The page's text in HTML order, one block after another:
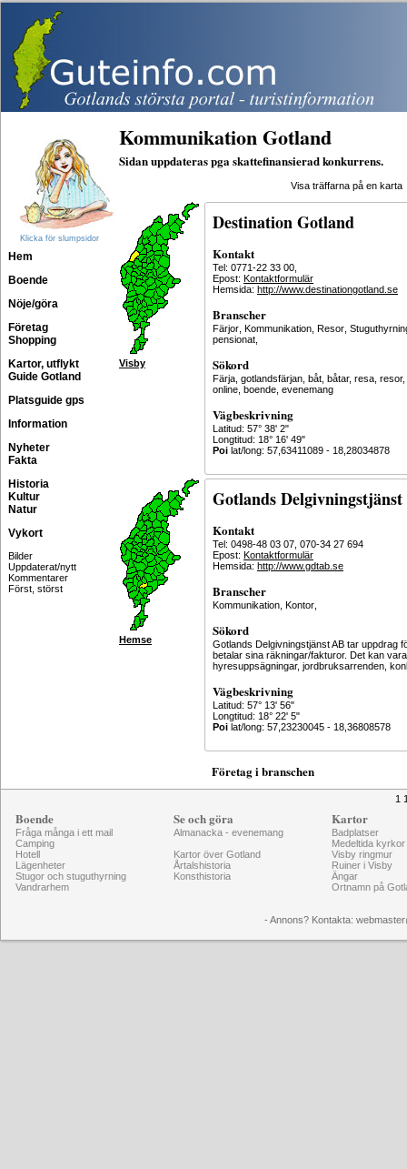
Klicka för slumpsidor
Hem
Boende
Nöje/göra
Företag
Shopping
Kartor, utflykt
Guide Gotland
Platsguide gps
Information
Nyheter
Fakta
Historia
Kultur
Natur
Vykort
Bilder
Uppdaterat/nytt
Kommentarer
Först, störst
Kommunikation Gotland
Sidan uppdateras pga skattefinansierad konkurrens.
Visa träffarna på en karta
Visby
Destination Gotland
Kontakt
Tel: 0771-22 33 00,
Epost: Kontaktformulär
Hemsida: http://www.destinationgotland.se
Branscher
Färjor Kommunikation Resor
pensionat
Sökord
Färja, gotlandsfärjan, båt, båtar, resa,
online, boende, evenemang
Vägbeskrivning
Latitud: 57° 38' 2"
Longtitud: 18° 16' 49"
Poi lat/long: 57,63411089 - 18,28034878
Hemse
Gotlands
Kontakt
Tel: 0498-48 03 07, 070-34 27 694
Epost: Kontaktformulär
Hemsida: http://www.gdtab.se
Branscher
Kommunikation Kontor
Sökord
Gotlands Delgivningstjänst AB tar uppdrag
betalar sina räkningar/fakturor. Det kan
hyresuppsägningar, jordbruksarrenden,
Vägbeskrivning
Latitud: 57° 13' 56"
Longtitud: 18° 22' 5"
Poi lat/long: 57,23230045 - 18,36808578
Företag i branschen
1
Boende
Fråga många i ett mail
Camping
Hotell
Lägenheter
Stugor och stuguthyrning
Vandrarhem
Se och göra
Almanacka - evenemang
Kartor över Gotland
Årtalshistoria
Konsthistoria
Kartor
Badplatser
Medeltida kyrkor
Visby ringmur
Ruiner i Visby
Ängar
Ortnamn på
- Annons? Kontakta: